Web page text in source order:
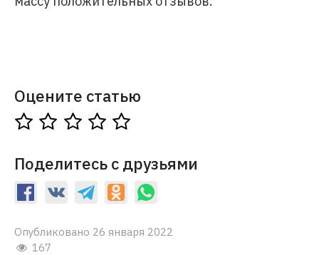
Оцените статью
Поделитесь с друзьями
Опубликовано 26 января 2022
167